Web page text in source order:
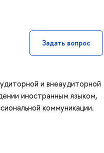
Задать вопрос
и внеаудиторной
иностранным языком,
коммуникации.